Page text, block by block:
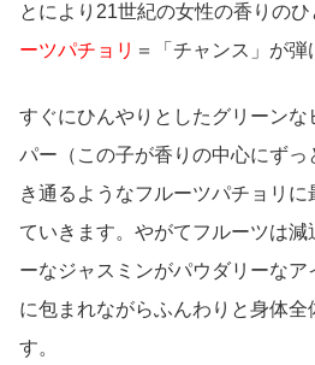
とにより21世紀の女性の香りの
ーツパチョリ ＝「チャンス」が弾
すぐにひんやりとしたグリーンな
パー（この子が香りの中心にず
き通るようなフルーツパチョリに
ていきます。やがてフルーツは減
ーなジャスミンがパウダリーな
に包まれながらふんわりと身体全
す。